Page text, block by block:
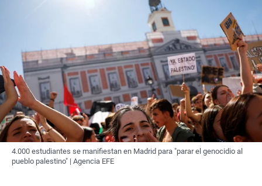
4.000 estudiantes se manifiestan en Madrid para "parar el genocidio al
pueblo palestino" | Agencia EFE